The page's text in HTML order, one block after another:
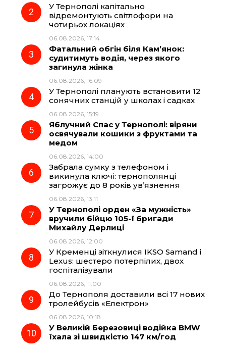
o
k
r
a
m
A
У Тернополі капітально
відремонтують світлофори на
чотирьох локаціях
06.08.2026, 17:14
Фатальний обгін біля Кам’янок:
судитимуть водія, через якого
загинула жінка
06.08.2026, 16:09
У Тернополі планують встановити 12
сонячних станцій у школах і садках
06.08.2026, 15:19
Яблучний Спас у Тернополі: віряни
освячували кошики з фруктами та
медом
06.08.2026, 14:00
Забрала сумку з телефоном і
викинула ключі: тернополянці
загрожує до 8 років ув’язнення
06.08.2026, 13:11
У Тернополі орден «За мужність»
вручили бійцю 105-ї бригади
Михайлу Дерлиці
06.08.2026, 12:00
У Кременці зіткнулися IKSO Samand і
Lexus: шестеро потерпілих, двох
госпіталізували
06.08.2026, 11:00
До Тернополя доставили всі 17 нових
тролейбусів «Електрон»
06.08.2026, 10:18
У Великій Березовиці водійка BMW
їхала зі швидкістю 147 км/год